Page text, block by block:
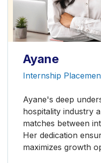
Ayane
Internship
Ayane's deep
hospitality industry
matches between
Her dedication
maximizes growth